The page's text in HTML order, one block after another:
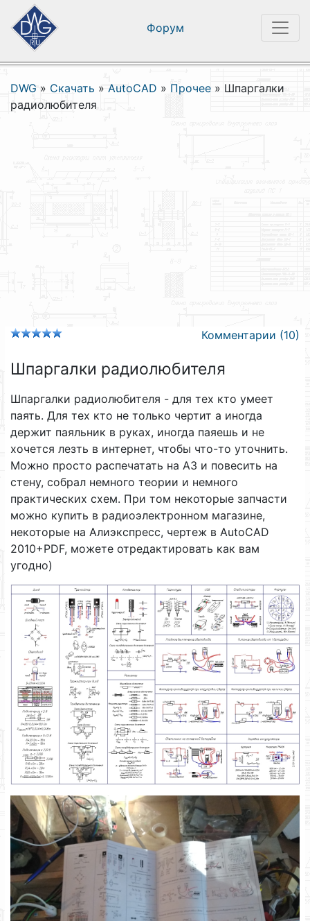
Форум
DWG » Скачать » AutoCAD » Прочее » Шпаргалки
радиолюбителя
Комментарии (10)
Шпаргалки радиолюбителя
Шпаргалки радиолюбителя - для тех кто умеет
паять. Для тех кто не только чертит а иногда
держит паяльник в руках, иногда паяешь и не
хочется лезть в интернет, чтобы что-то уточнить.
Можно просто распечатать на А3 и повесить на
стену, собрал немного теории и немного
практических схем. При том некоторые запчасти
можно купить в радиоэлектронном магазине,
некоторые на Алиэкспресс, чертеж в AutoCAD
2010+PDF, можете отредактировать как вам
угодно)